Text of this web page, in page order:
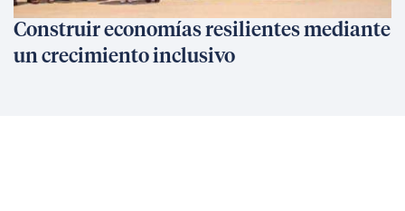
Construir economías resilientes mediante
un crecimiento inclusivo